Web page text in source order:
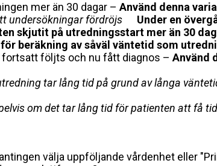
mer än 30 dagar –Använd denna
undersökningar fördröjs Under en
skjutit på utredningsstart mer än 30
beräkning av såväl väntetid som
fortsatt följts och nu fått diagnos –Använd
tar lång tid på grund av långa
om det tar lång tid för patienten att få
välja uppföljande vårdenhet eller